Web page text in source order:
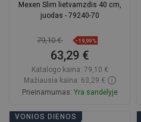
Mexen Slim lietvamzdis 40 cm,
juodas - 79240-70
79,10 € −19,99%
63,29 €
Katalogo kaina: 79,10 €
Mažiausia kaina: 63,29 €
Prieinamumas: Yra sandėlyje
Į krepšelį
VONIOS DIENOS